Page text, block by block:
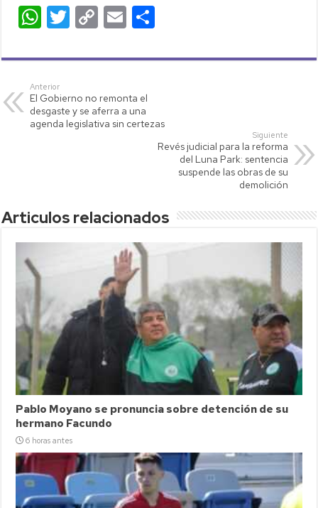
W
at
s
A
p
T
tt
C
p
Li
nk
E
ail m
tir
Anterior
El Gobierno no remonta el
desgaste y se aferra a una
agenda legislativa sin certezas
Siguiente
Revés judicial para la reforma
del Luna Park: sentencia
suspende las obras de su
demolición
Articulos relacionados
Pablo Moyano se pronuncia sobre detención de su
hermano Facundo
6 horas antes